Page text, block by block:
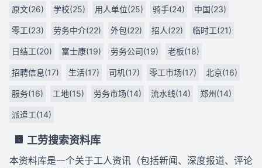
原文(26) 学校(25) 用人单位(25) 骑手(24) 中国(23)
零工(23) 劳务中介(22) 外包(22) 招人(22) 临时工(21)
日结工(20) 富士康(19) 劳务公司(19) 老板(18)
招聘信息(17) 生活(17) 司机(17) 零工市场(17) 北京(16)
服务(16) 工地(15) 劳务市场(14) 流水线(14) 郑州(14)
派遣工(14)
工劳搜索资料库
本资料库是一个关于工人资讯（包括新闻、深度报道、评论